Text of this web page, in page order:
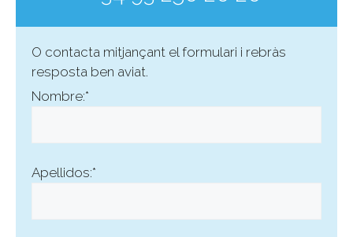
O contacta mitjançant el formulari i rebràs
resposta ben aviat.
Nombre:*
Apellidos:*